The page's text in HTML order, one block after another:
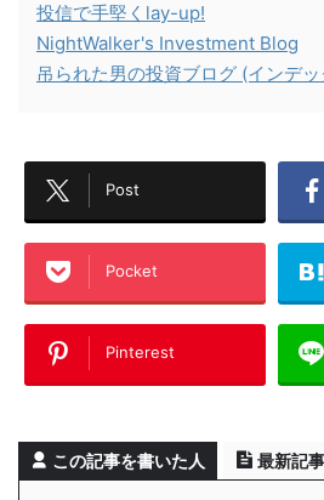
投信で手堅くlay-up!
NightWalker's Investment Blog
吊られた男の投資ブログ (インデ
Post
Pocket
Pinterest
この記事を書いた人 最新記事